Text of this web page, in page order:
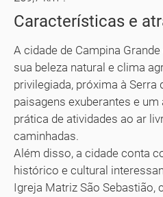
Características e
A cidade de Campina
sua beleza natural e clima
privilegiada, próxima à Serra
paisagens exuberantes e
prática de atividades ao ar
caminhadas.
Além disso, a cidade conta
histórico e cultural
Igreja Matriz São Sebastião,